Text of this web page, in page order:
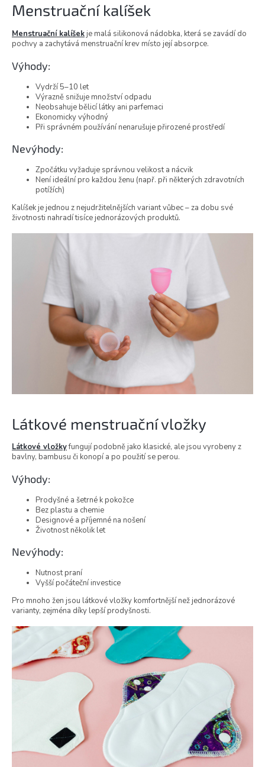
Menstruační kalíšek
Menstruační kalíšek je malá silikonová nádobka, která se zavádí do
pochvy a zachytává menstruační krev místo její absorpce.
Výhody:
Vydrží 5–10 let
Výrazně snižuje množství odpadu
Neobsahuje bělicí látky ani parfemaci
Ekonomicky výhodný
Při správném používání nenarušuje přirozené prostředí
Nevýhody:
Zpočátku vyžaduje správnou velikost a nácvik
Není ideální pro každou ženu (např. při některých zdravotních
potížích)
Kalíšek je jednou z nejudržitelnějších variant vůbec – za dobu své
životnosti nahradí tisíce jednorázových produktů.
Látkové menstruační vložky
Látkové vložkyfungují podobně jako klasické, ale jsou vyrobeny z
bavlny, bambusu či konopí a po použití se perou.
Výhody:
Prodyšné a šetrné k pokožce
Bez plastu a chemie
Designové a příjemné na nošení
Životnost několik let
Nevýhody:
Nutnost praní
Vyšší počáteční investice
Pro mnoho žen jsou látkové vložky komfortnější než jednorázové
varianty, zejména díky lepší prodyšnosti.